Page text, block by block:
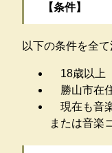
【条件】
以下の条件を全
18歳以上
勝山市在
現在も音
または音楽